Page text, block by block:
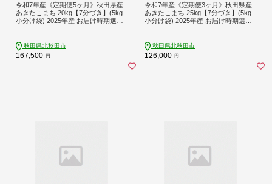
令和7年産《定期便5ヶ月》秋田県産
あきたこまち 20kg【7分づき】(5kg
小分け袋) 2025年産 お届け時期選べ
あきたこまち 米どころ 東北 北秋田
市 定期便 毎月お届け]
秋田県北秋田市
167,500 円
令和7年産《定期便3ヶ月》秋田県産
あきたこまち 25kg【7分づき】(5kg
小分け袋) 2025年産 お届け時期選べ
あきたこまち 米どころ 東北 北秋田
市 定期便 毎月お届け]
秋田県北秋田市
126,000 円